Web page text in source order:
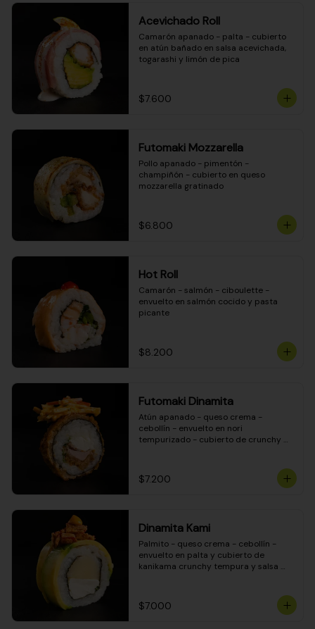
Acevichado Roll
Camarón apanado - palta - cubierto
en atún bañado en salsa acevichada,
togarashi y limón de pica
$7.600
Futomaki Mozzarella
Pollo apanado - pimentón -
champiñón - cubierto en queso
mozzarella gratinado
$6.800
Hot Roll
Camarón - salmón - ciboulette -
envuelto en salmón cocido y pasta
picante
$8.200
Futomaki Dinamita
Atún apanado - queso crema -
cebollín - envuelto en nori
tempurizado - cubierto de crunchy
$7.200
Dinamita Kami
Palmito - queso crema - cebollín -
envuelto en palta y cubierto de
kanikama crunchy tempura y salsa
$7.000